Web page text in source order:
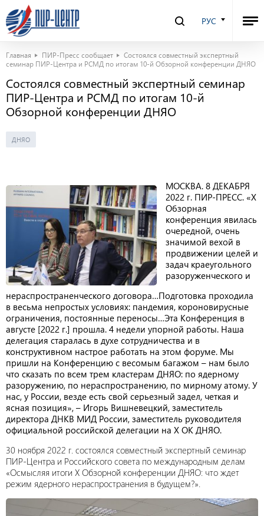
РУС
Главная ПИР-Пресс сообщает
Состоялся совместный экспертный
семинар ПИР-Центра и РСМД по итогам 10-й Обзорной конференции ДНЯО
Состоялся совместный экспертный семинар
ПИР-Центра и РСМД по итогам 10-й
Обзорной конференции ДНЯО
ДНЯО
МОСКВА. 8 ДЕКАБРЯ
2022 г. ПИР-ПРЕСС. «Х
Обзорная
конференция явилась
очередной, очень
значимой вехой в
продвижении целей и
задач краеугольного
разоруженческого и
нераспространенческого договора…Подготовка проходила
в весьма непростых условиях: пандемия, короновирусные
ограничения, постоянные переносы…Эта Конференция в
августе [2022 г.] прошла. 4 недели упорной работы. Наша
делегация старалась в духе сотрудничества и в
конструктивном настрое работать на этом форуме. Мы
пришли на Конференцию с весомым багажом – нам было
что сказать по всем трем кластерам ДНЯО: по ядерному
разоружению, по нераспространению, по мирному атому. У
нас, у России, везде есть свой серьезный задел, четкая и
ясная позиция», – Игорь Вишневецкий, заместитель
директора ДНКВ МИД России, заместитель руководителя
официальной российской делегации на Х ОК ДНЯО.
30 ноября 2022 г. состоялся совместный экспертный семинар
ПИР-Центра и Российского совета по международным делам
«Осмысляя итоги X Обзорной конференции ДНЯО: что ждет
режим ядерного нераспространения в будущем?».